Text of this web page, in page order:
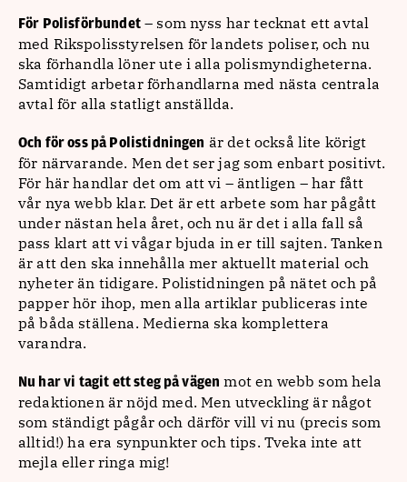
För Polisförbundet– som nyss har tecknat ett avtal
med Rikspolisstyrelsen för landets poliser, och nu
ska förhandla löner ute i alla polismyndigheterna.
Samtidigt arbetar förhandlarna med nästa centrala
avtal för alla statligt anställda.
Och för oss på Polistidningen är det också lite körigt
för närvarande. Men det ser jag som enbart positivt.
För här handlar det om att vi – äntligen – har fått
vår nya webb klar. Det är ett arbete som har pågått
under nästan hela året, och nu är det i alla fall så
pass klart att vi vågar bjuda in er till sajten. Tanken
är att den ska innehålla mer aktuellt material och
nyheter än tidigare. Polistidningen på nätet och på
papper hör ihop, men alla artiklar publiceras inte
på båda ställena. Medierna ska komplettera
varandra.
Nu har vi tagit ett steg på vägen mot en webb som hela
redaktionen är nöjd med. Men utveckling är något
som ständigt pågår och därför vill vi nu (precis som
alltid!) ha era synpunkter och tips. Tveka inte att
mejla eller ringa mig!